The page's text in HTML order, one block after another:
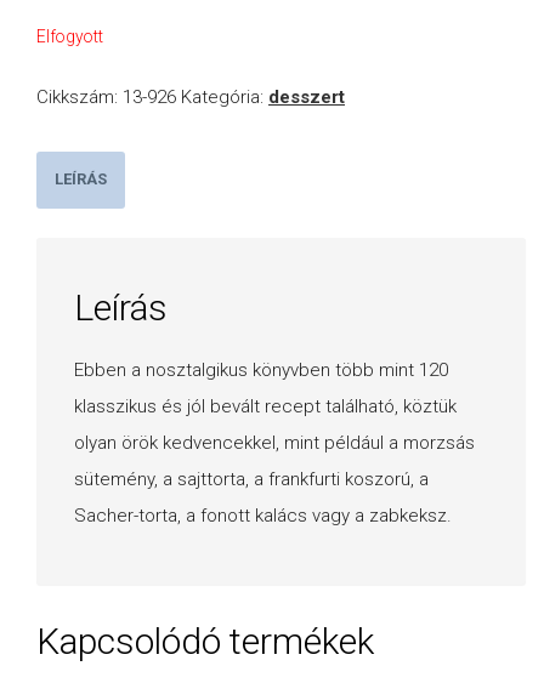
Elfogyott
Cikkszám: 13-926 Kategória: desszert
LEÍRÁS
Leírás
Ebben a nosztalgikus könyvben több mint 120
klasszikus és jól bevált recept található, köztük
olyan örök kedvencekkel, mint például a morzsás
sütemény, a sajttorta, a frankfurti koszorú, a
Sacher-torta, a fonott kalács vagy a zabkeksz.
Kapcsolódó termékek